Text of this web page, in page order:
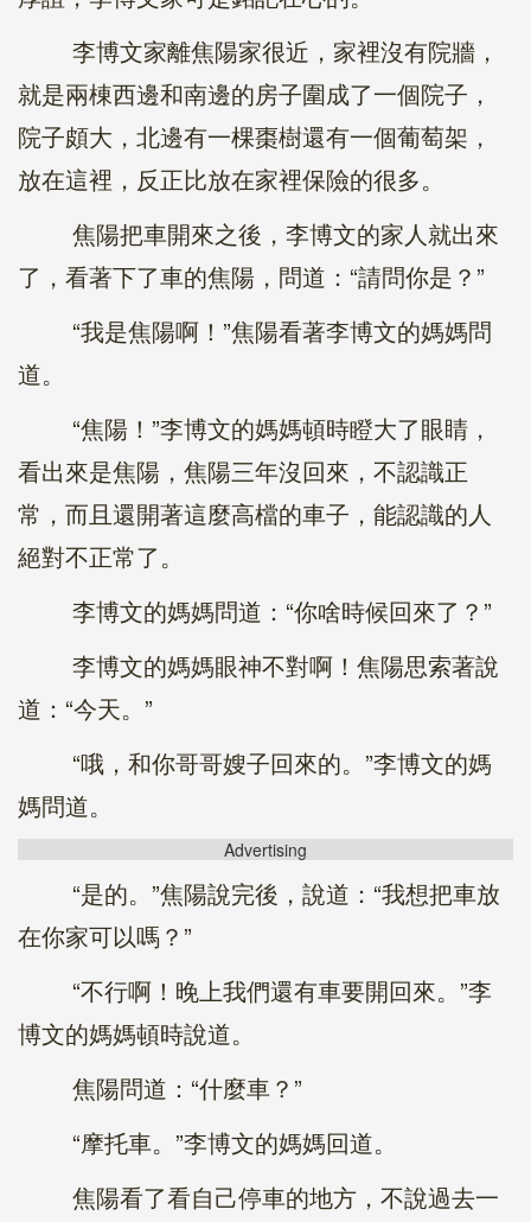
李博文家離焦陽家很近，家裡沒有院牆，
就是兩棟西邊和南邊的房子圍成了一個院子，
院子頗大，北邊有一棵棗樹還有一個葡萄架，
放在這裡，反正比放在家裡保險的很多。
焦陽把車開來之後，李博文的家人就出來
了，看著下了車的焦陽，問道：“請問你是？”
“我是焦陽啊！”焦陽看著李博文的媽媽問
道。
“焦陽！”李博文的媽媽頓時瞪大了眼睛，
看出來是焦陽，焦陽三年沒回來，不認識正
常，而且還開著這麼高檔的車子，能認識的人
絕對不正常了。
李博文的媽媽問道：“你啥時候回來了？”
李博文的媽媽眼神不對啊！焦陽思索著說
道：“今天。”
“哦，和你哥哥嫂子回來的。”李博文的媽
媽問道。
Advertising
“是的。”焦陽說完後，說道：“我想把車放
在你家可以嗎？”
“不行啊！晚上我們還有車要開回來。”李
博文的媽媽頓時說道。
焦陽問道：“什麼車？”
“摩托車。”李博文的媽媽回道。
焦陽看了看自己停車的地方，不說過去一